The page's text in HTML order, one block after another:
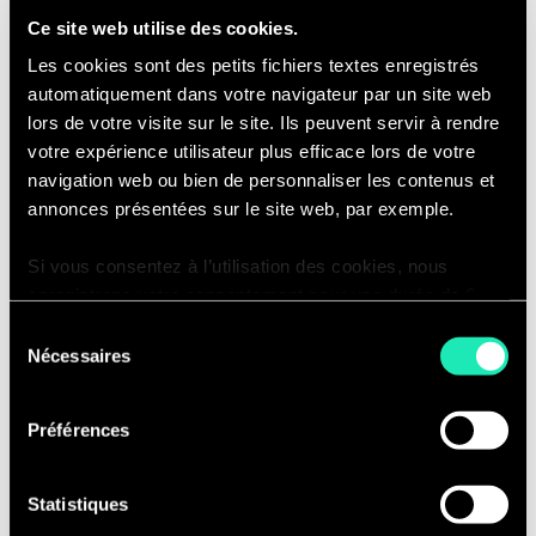
Ce site web utilise des cookies.
Les cookies sont des petits fichiers textes enregistrés
automatiquement dans votre navigateur par un site web
lors de votre visite sur le site. Ils peuvent servir à rendre
votre expérience utilisateur plus efficace lors de votre
navigation web ou bien de personnaliser les contenus et
annonces présentées sur le site web, par exemple.
Si vous consentez à l’utilisation des cookies, nous
consentir à cette utilisation à nouveau. Si vous ne
fonctionnement et ne personnalisera pas votre
Vous pouvez accéder à la liste complète des cookies
Nécessaires
Préférences
Statistiques
Analyse statistique des
resultats
Notre outil actuariel de calcul est robuste et
garantie peuvent être analysées
modules d’analyse d’écart peuvent également
venir compléter l’auditabilité des provisions